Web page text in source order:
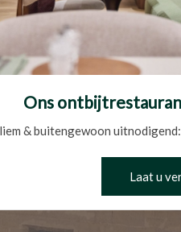
Ons
Laat u
& buitengewoon